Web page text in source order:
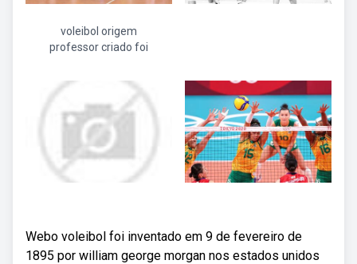
voleibol origem
professor criado foi
Webo voleibol foi inventado em 9 de fevereiro de
1895 por william george morgan nos estados unidos